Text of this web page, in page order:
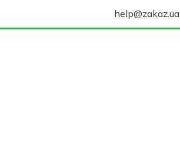
help@zakaz.ua